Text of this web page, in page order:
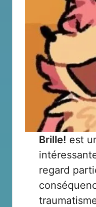
Brille! est
regard